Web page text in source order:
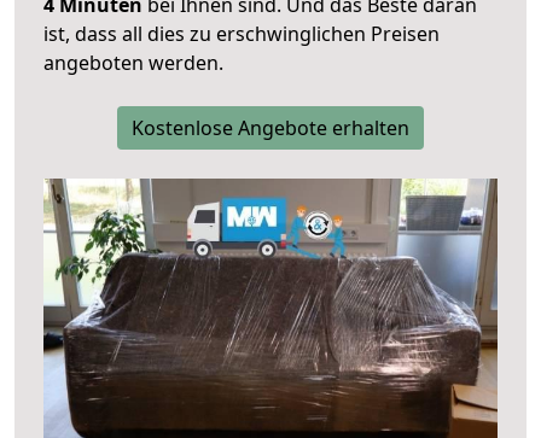
ist, dass all dies zu erschwinglichen Preisen
angeboten werden.
Kostenlose Angebote erhalten